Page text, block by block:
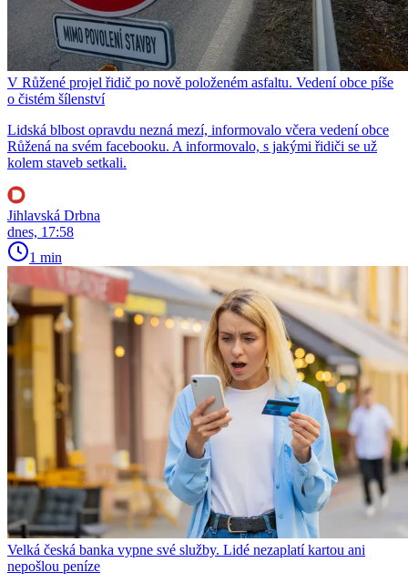
V Růžené projel řidič po nově položeném asfaltu. Vedení obce píše
o čistém šílenství
Lidská blbost opravdu nezná mezí, informovalo včera vedení obce
Růžená na svém facebooku. A informovalo, s jakými řidiči se už
kolem staveb setkali.
Jihlavská Drbna
dnes, 17:58
1 min
Velká česká banka vypne své služby. Lidé nezaplatí kartou ani
nepošlou peníze